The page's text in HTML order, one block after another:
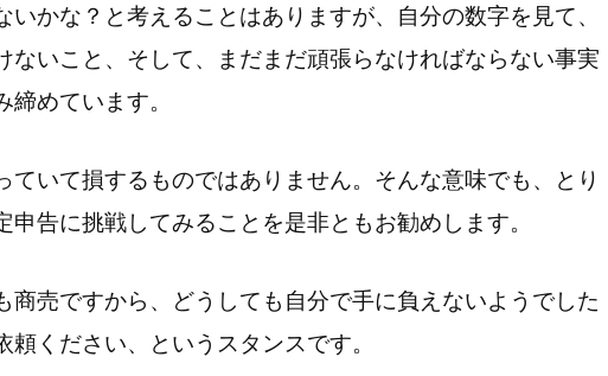
いかな？と考えることはありますが、自分の数字を見て、
ないこと、そして、まだまだ頑張らなければならない事実
めています。
ていて損するものではありません。そんな意味でも、とり
申告に挑戦してみることを是非ともお勧めします。
商売ですから、どうしても自分で手に負えないようでした
頼ください、というスタンスです。